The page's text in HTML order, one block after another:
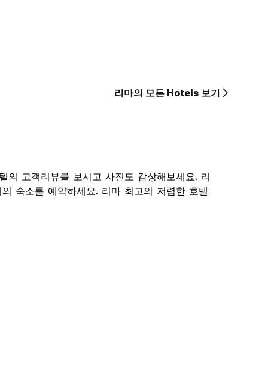
리마의 모든 Hotels 보기
의 고객리뷰를 보시고 사진도 감상해보세요. 리
숙소를 예약하세요. 리마 최고의 저렴한 호텔